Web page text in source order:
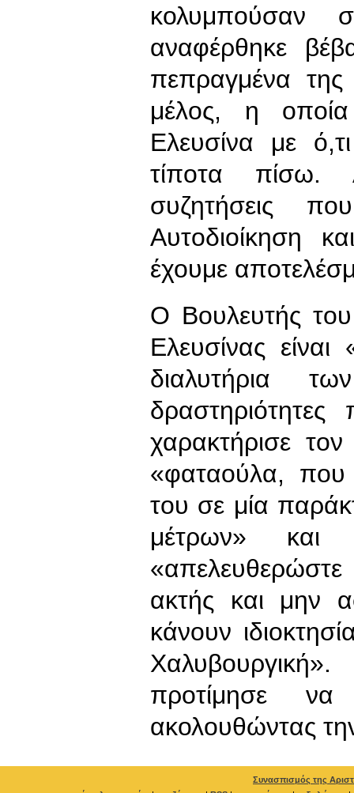
κολυμπούσαν
αναφέρθηκε
πεπραγμένα της
μέλος, η οποία
Ελευσίνα με
τίποτα πίσω.
συζητήσεις
Αυτοδιοίκηση
έχουμε
Ο Βουλευτής
Ελευσίνας
διαλυτήρια
χαρακτήρισε
«φαταούλα, που
του σε μία
μέτρων» και
ακτής και μην
κάνουν
προτίμησε
ακολουθώντας
Συνασπισμός της